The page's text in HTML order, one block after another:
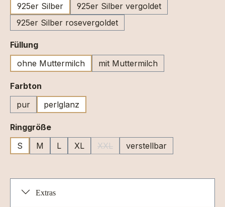
925er Silber
925er Silber vergoldet
925er Silber rosevergoldet
Füllungauswählen
ohne Muttermilch
mit Muttermilch
Farbton
pur
perlglanz
Ringgrößeauswählen
S
M L XL XXL
(Diese Option ist zurzeit nicht
verstellbar
Extras